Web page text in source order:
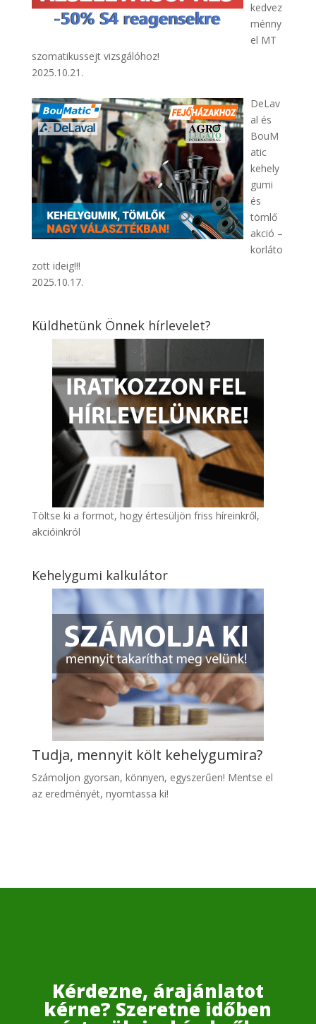
kedvez
ménny
el MT
szomatikussejt vizsgálóhoz!
2025.10.21.
DeLav
al és
BouM
atic
kehely
gumi
és
tömlő
akció –
korláto
zott ideig!!!
2025.10.17.
Küldhetünk Önnek hírlevelet?
Töltse ki a formot, hogy értesüljön friss híreinkről,
akcióinkról
Kehelygumi kalkulátor
Tudja, mennyit költ kehelygumira?
Számoljon gyorsan, könnyen, egyszerűen! Mentse el
az eredményét, nyomtassa ki!
Kérdezne, árajánlatot
kérne? Szeretne időben